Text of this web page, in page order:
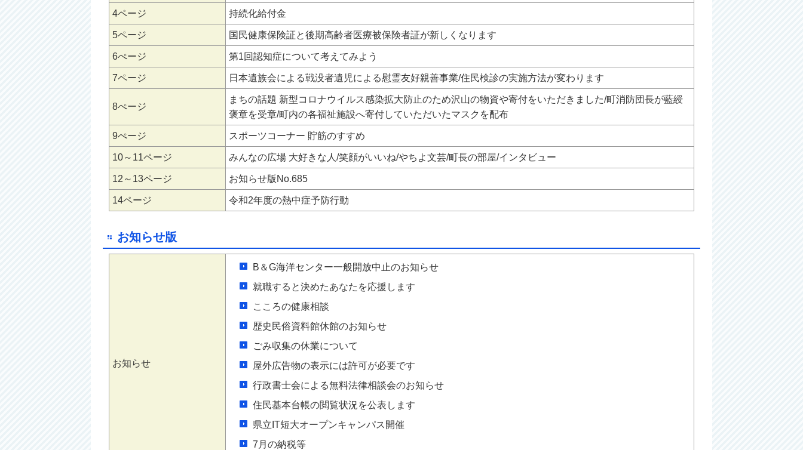
4ページ 持続化給付金
5ページ 国民健康保険証と後期高齢者医療被保険者証が新しくなります
6ぺージ 第1回認知症について考えてみよう
7ページ 日本遺族会による戦没者遺児による慰霊友好親善事業/住民検診の実施方法が変わります
8ぺージ
まちの話題 新型コロナウイルス感染拡大防止のため沢山の物資や寄付をいただきました/町消防団長が藍綬
褒章を受章/町内の各福祉施設へ寄付していただいたマスクを配布
9ぺージ スポーツコーナー 貯筋のすすめ
10～11ページ みんなの広場 大好きな人/笑顔がいいね/やちよ文芸/町長の部屋/インタビュー
12～13ページ お知らせ版No.685
14ページ 令和2年度の熱中症予防行動
お知らせ版
お知らせ
B＆G海洋センター一般開放中止のお知らせ
就職すると決めたあなたを応援します
こころの健康相談
歴史民俗資料館休館のお知らせ
ごみ収集の休業について
屋外広告物の表示には許可が必要です
行政書士会による無料法律相談会のお知らせ
住民基本台帳の閲覧状況を公表します
県立IT短大オープンキャンパス開催
7月の納税等